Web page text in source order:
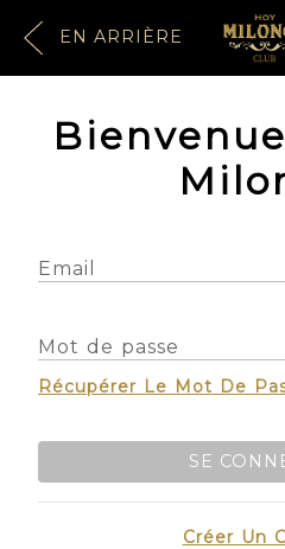
EN ARRIÈRE
Email
Mot de passe
Récupérer Le Mot De
SE
Créer Un